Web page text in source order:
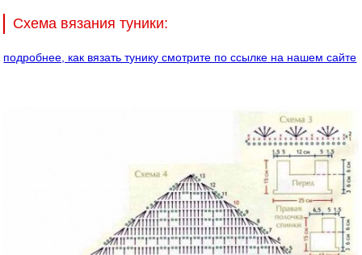
Схема вязания туники:
подробнее, как вязать тунику смотрите по ссылке на нашем сайте